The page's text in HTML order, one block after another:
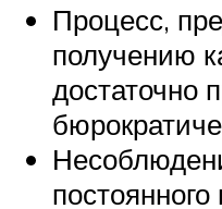
Процесс,
получению
достаточно